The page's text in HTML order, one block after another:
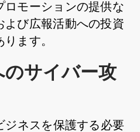
ロモーションの提供な
よび広報活動への投資
ます。
サイバー攻
ジネスを保護する必要